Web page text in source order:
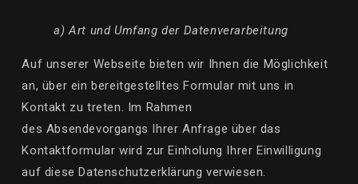
a) Art und Umfang der Datenverarbeitung
Auf unserer Webseite bieten wir Ihnen die Möglichkeit
an, über ein bereitgestelltes Formular mit uns in
Kontakt zu treten. Im Rahmen
des Absendevorgangs Ihrer Anfrage über das
Kontaktformular wird zur Einholung Ihrer Einwilligung
auf diese Datenschutzerklärung verwiesen.